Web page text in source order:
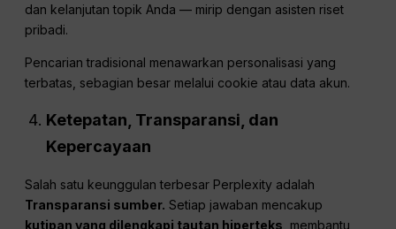
dan kelanjutan topik Anda — mirip dengan asisten riset
pribadi.
Pencarian tradisional menawarkan personalisasi yang
terbatas, sebagian besar melalui cookie atau data akun.
Ketepatan, Transparansi, dan
Kepercayaan
Salah satu keunggulan terbesar Perplexity adalah
Transparansi sumber. Setiap jawaban mencakup
kutipan yang dilengkapi tautan hiperteks , membantu